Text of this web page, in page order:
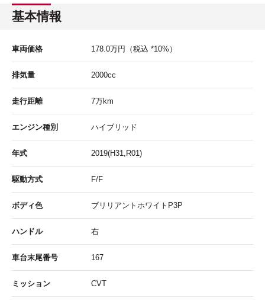
基本情報
車両価格 178.0万円 （税込 *10%）
排気量 2000cc
走行距離 7万km
エンジン種別 ハイブリッド
年式 2019(H31,R01)
駆動方式 F/F
ボディ色 ブリリアントホワイトP3P
ハンドル 右
車台末尾番号 167
ミッション CVT